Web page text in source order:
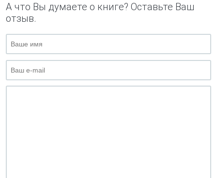
А что Вы думаете о книге? Оставьте Ваш
отзыв.